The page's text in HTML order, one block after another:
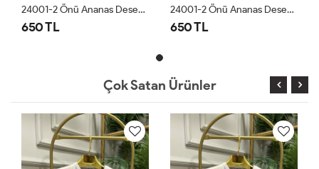
24001-2 Önü Ananas Desen Bluz Beyaz
650 TL
24001-2 Önü Ananas Desen Bluz Beyaz
650 TL
Çok Satan Ürünler